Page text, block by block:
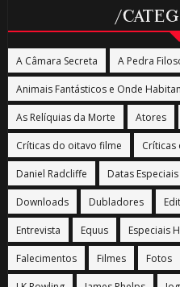
/
A Câmara Secreta A Pedra
Animais Fantásticos e Onde
As Relíquias da Morte Atores
Críticas do oitavo filme
Daniel Radcliffe Datas Especiais
Downloads Dubladores
Entrevista Equus Especiais
Falecimentos Filmes Fotos